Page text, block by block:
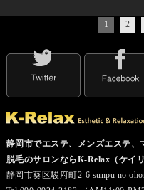
1 2
静岡市でエステ、メンズエステ
脱毛のサロンならK-Relax（ケイ
静岡市葵区駿府町2-6 sunpu no